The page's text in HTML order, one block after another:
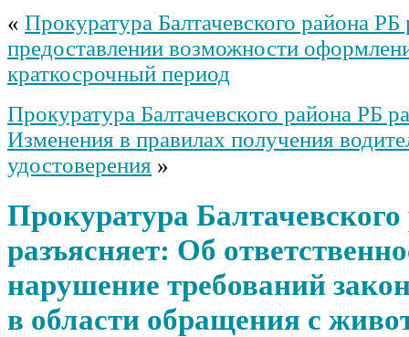
« Прокуратура Балтачевского района РБ
предоставлении возможности
краткосрочный период
Прокуратура Балтачевского района РБ
Изменения в правилах получения
удостоверения »
Прокуратура
разъясняет: Об
нарушение требований
в области обращения с